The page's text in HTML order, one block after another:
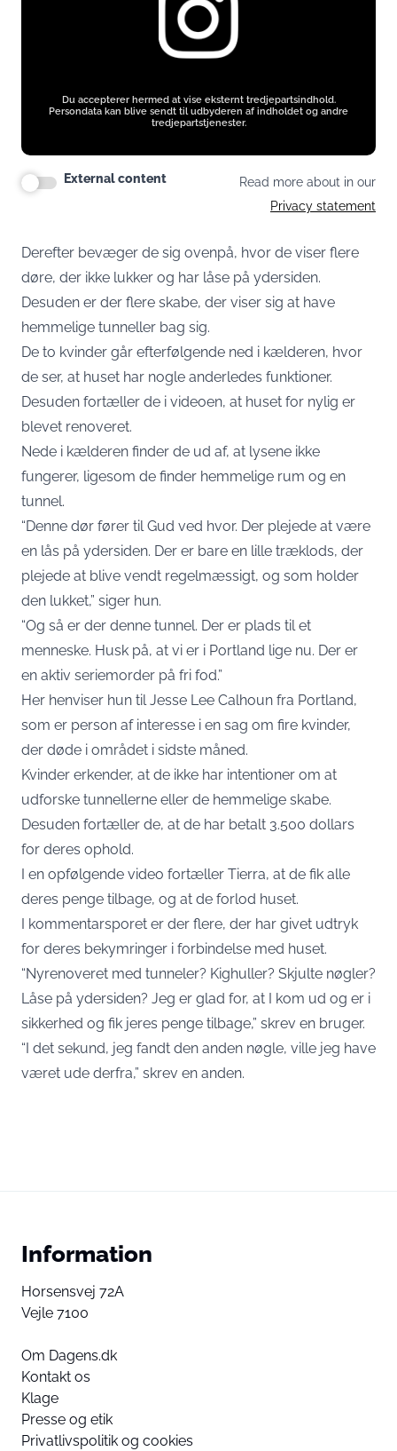
Du accepterer hermed at vise eksternt tredjepartsindhold.
Persondata kan blive sendt til udbyderen af indholdet og andre
tredjepartstjenester.
External content
Read more about in our
Privacy statement
Derefter bevæger de sig ovenpå, hvor de viser flere
døre, der ikke lukker og har låse på ydersiden.
Desuden er der flere skabe, der viser sig at have
hemmelige tunneller bag sig.
De to kvinder går efterfølgende ned i kælderen, hvor
de ser, at huset har nogle anderledes funktioner.
Desuden fortæller de i videoen, at huset for nylig er
blevet renoveret.
Nede i kælderen finder de ud af, at lysene ikke
fungerer, ligesom de finder hemmelige rum og en
tunnel.
“Denne dør fører til Gud ved hvor. Der plejede at være
en lås på ydersiden. Der er bare en lille træklods, der
plejede at blive vendt regelmæssigt, og som holder
den lukket,” siger hun.
“Og så er der denne tunnel. Der er plads til et
menneske. Husk på, at vi er i Portland lige nu. Der er
en aktiv seriemorder på fri fod.”
Her henviser hun til Jesse Lee Calhoun fra Portland,
som er person af interesse i en sag om fire kvinder,
der døde i området i sidste måned.
Kvinder erkender, at de ikke har intentioner om at
udforske tunnellerne eller de hemmelige skabe.
Desuden fortæller de, at de har betalt 3.500 dollars
for deres ophold.
I en opfølgende video fortæller Tierra, at de fik alle
deres penge tilbage, og at de forlod huset.
I kommentarsporet er der flere, der har givet udtryk
for deres bekymringer i forbindelse med huset.
“Nyrenoveret med tunneler? Kighuller? Skjulte nøgler?
Låse på ydersiden? Jeg er glad for, at I kom ud og er i
sikkerhed og fik jeres penge tilbage,” skrev en bruger.
“I det sekund, jeg fandt den anden nøgle, ville jeg have
været ude derfra,” skrev en anden.
Information
Horsensvej 72A
Vejle 7100
Om Dagens.dk
Kontakt os
Klage
Presse og etik
Privatlivspolitik og cookies